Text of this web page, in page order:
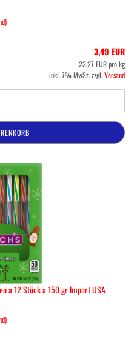
3,49 EUR
23,27 EUR pro kg
inkl. 7% MwSt. zzgl.Versand
a 12 Stück a 150 gr Import USA